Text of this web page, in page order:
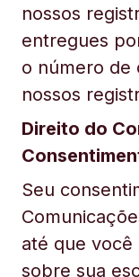
nossos
entregues
o número de
nossos
Direito do
Seu
até que você
sobre sua